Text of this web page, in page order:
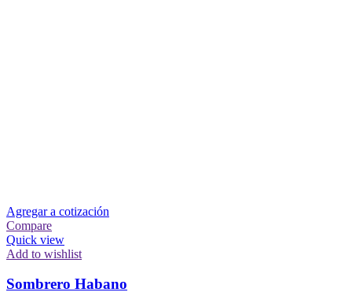
Agregar a cotización
Compare
Quick view
Add to wishlist
Sombrero Habano